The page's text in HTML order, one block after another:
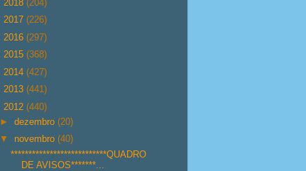
2018 (204)
2017 (226)
2016 (297)
2015 (368)
2014 (427)
2013 (441)
2012 (440)
►dezembro(20)
▼ novembro(40)
***************************QUADRO
DE AVISOS*******...